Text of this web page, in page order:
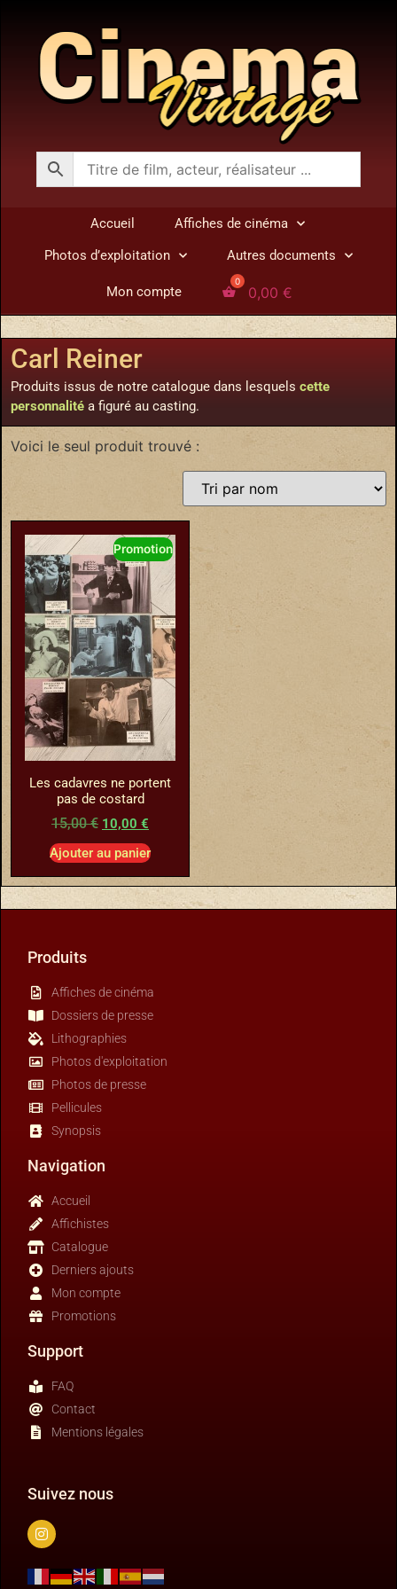
Accueil
Affiches de cinéma
Photos d’exploitation
Autres documents
Mon compte 0,00€
Carl Reiner
Produits issus de notre catalogue dans lesquels cette
personnalité a figuré au casting.
Voici le seul produit trouvé :
Promotion
Les cadavres ne portent
pas de costard
15,00€ 10,00 €
Ajouter au panier
Produits
Affiches de cinéma
Dossiers de presse
Lithographies
Photos d'exploitation
Photos de presse
Pellicules
Synopsis
Navigation
Accueil
Affichistes
Catalogue
Derniers ajouts
Mon compte
Promotions
Support
FAQ
Contact
Mentions légales
Suivez nous